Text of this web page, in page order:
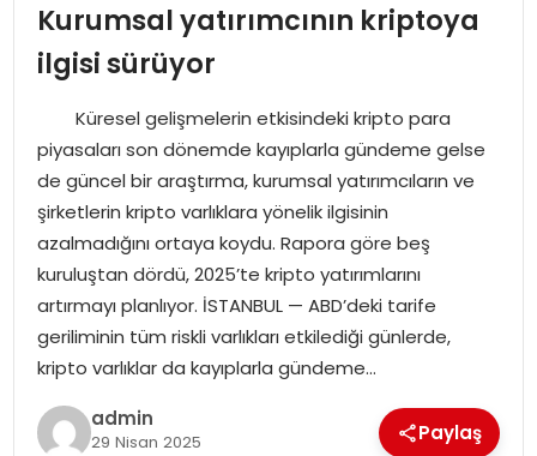
TEKNOLOJI
SPOR
EKONOMI
SIYASET
EĞITIM
YAŞAM
Kurumsal yatırımcının kriptoya
ilgisi sürüyor
Küresel gelişmelerin etkisindeki kripto para
piyasaları son dönemde kayıplarla gündeme gelse
de güncel bir araştırma, kurumsal yatırımcıların ve
şirketlerin kripto varlıklara yönelik ilgisinin
azalmadığını ortaya koydu. Rapora göre beş
kuruluştan dördü, 2025’te kripto yatırımlarını
artırmayı planlıyor. İSTANBUL — ABD’deki tarife
geriliminin tüm riskli varlıkları etkilediği günlerde,
kripto varlıklar da kayıplarla gündeme…
admin
29 Nisan 2025 Paylaş